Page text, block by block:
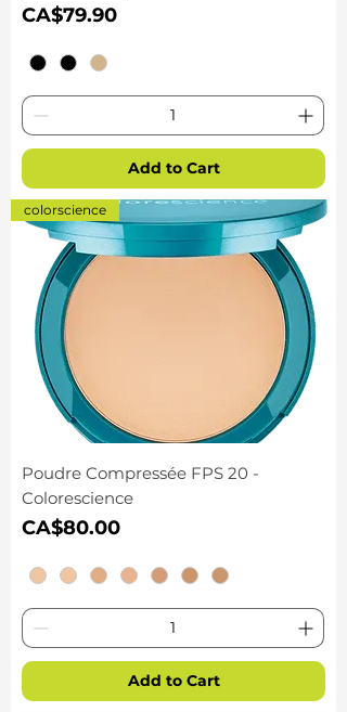
Price
CA$79.90
Add to Cart
colorscience
Poudre Compressée FPS 20 -
Colorescience
Price
CA$80.00
Add to Cart